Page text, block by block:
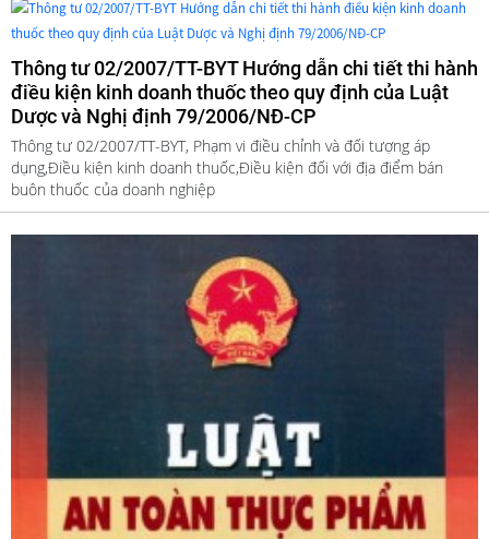
Thông tư 02/2007/TT-BYT Hướng dẫn chi tiết thi hành
điều kiện kinh doanh thuốc theo quy định của Luật
Dược và Nghị định 79/2006/NĐ-CP
Thông tư 02/2007/TT-BYT, Phạm vi điều chỉnh và đối tượng áp
dụng,Điều kiện kinh doanh thuốc,Điều kiện đối với địa điểm bán
buôn thuốc của doanh nghiệp